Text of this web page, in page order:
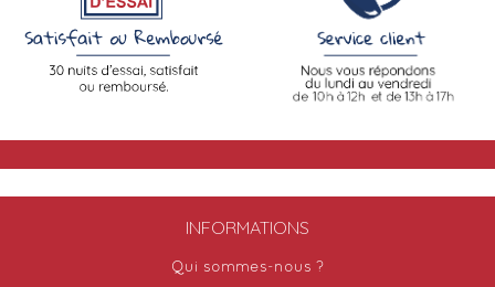
INFORMATIONS
Qui sommes-nous ?